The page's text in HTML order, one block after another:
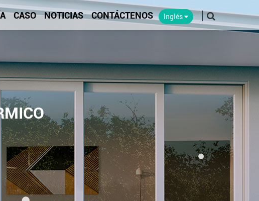
CASO NOTICIAS CONTÁCTENOS Inglés